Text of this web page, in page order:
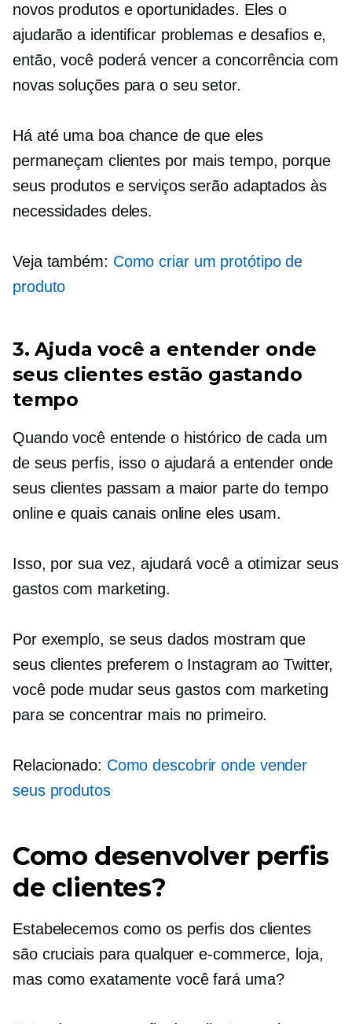
novos produtos e oportunidades. Eles o
ajudarão a identificar problemas e desafios e,
então, você poderá vencer a concorrência com
novas soluções para o seu setor.
Há até uma boa chance de que eles
permaneçam clientes por mais tempo, porque
seus produtos e serviços serão adaptados às
necessidades deles.
Veja também: Como criar um protótipo de
produto
3. Ajuda você a entender onde
seus clientes estão gastando
tempo
Quando você entende o histórico de cada um
de seus perfis, isso o ajudará a entender onde
seus clientes passam a maior parte do tempo
online e quais canais online eles usam.
Isso, por sua vez, ajudará você a otimizar seus
gastos com marketing.
Por exemplo, se seus dados mostram que
seus clientes preferem o Instagram ao Twitter,
você pode mudar seus gastos com marketing
para se concentrar mais no primeiro.
Relacionado: Como descobrir onde vender
seus produtos
Como desenvolver perfis
de clientes?
Estabelecemos como os perfis dos clientes
são cruciais para qualquere-commerce, loja,
mas como exatamente você fará uma?